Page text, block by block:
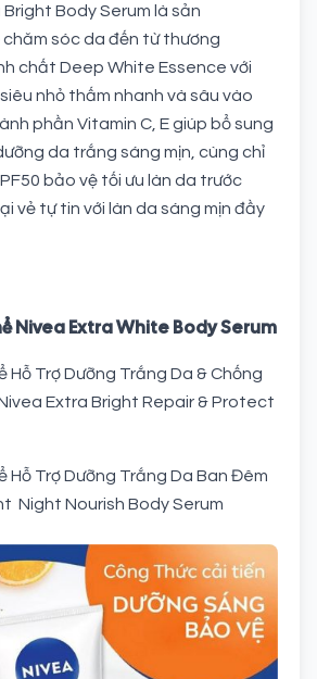
Body Serum là sản
sóc da đến từ thương
chất Deep White Essence với
nhỏ thấm nhanh và sâu vào
phần Vitamin C, E giúp bổ sung
da trắng sáng mịn, cùng chỉ
bảo vệ tối ưu làn da trước
vẻ tự tin với làn da sáng mịn đầy
Nivea Extra White Body Serum
Hỗ Trợ Dưỡng Trắng Da & Chống
Extra Bright Repair & Protect
Hỗ Trợ Dưỡng Trắng Da Ban Đêm
Night Nourish Body Serum